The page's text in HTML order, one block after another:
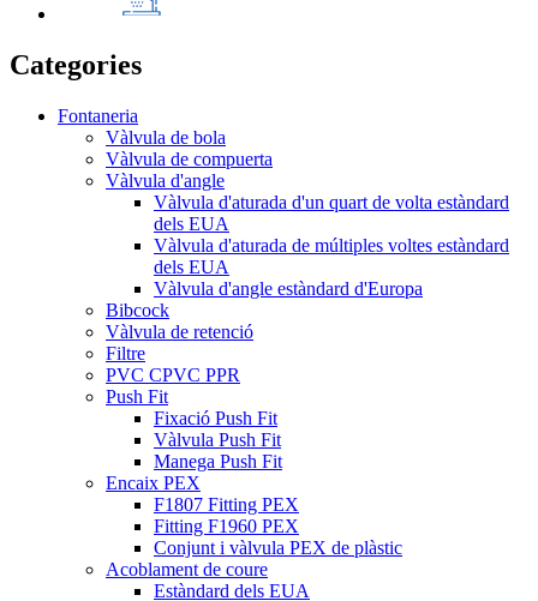
Categories
Fontaneria
Vàlvula de bola
Vàlvula de compuerta
Vàlvula d'angle
Vàlvula d'aturada d'un quart de volta estàndard
dels EUA
Vàlvula d'aturada de múltiples voltes estàndard
dels EUA
Vàlvula d'angle estàndard d'Europa
Bibcock
Vàlvula de retenció
Filtre
PVC CPVC PPR
Push Fit
Fixació Push Fit
Vàlvula Push Fit
Manega Push Fit
Encaix PEX
F1807 Fitting PEX
Fitting F1960 PEX
Conjunt i vàlvula PEX de plàstic
Acoblament de coure
Estàndard dels EUA